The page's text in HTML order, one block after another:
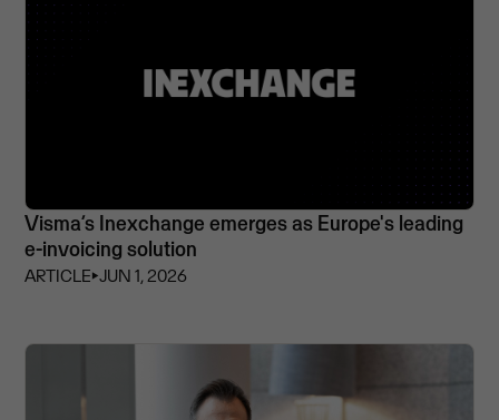
Visma’s Inexchange emerges as Europe's leading
e-invoicing solution
ARTICLE⏵JUN 1, 2026